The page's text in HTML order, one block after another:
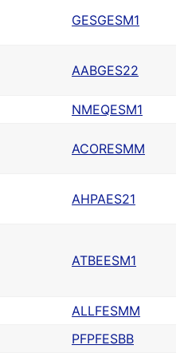
GESGESM1
AABGES22
NMEQESM1
ACORESMM
AHPAES21
ATBEESM1
ALLFESMM
PFPFESBB